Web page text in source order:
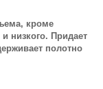
кроме
низкого. Придает
полотно